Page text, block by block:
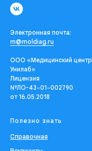
Электронная почта:
m@moldiag.ru
ООО «Медицинский центр
Унилаб»
Лицензия
№ЛО-43−01−002790
от 16.05.2018
Полезно знать
Справочная